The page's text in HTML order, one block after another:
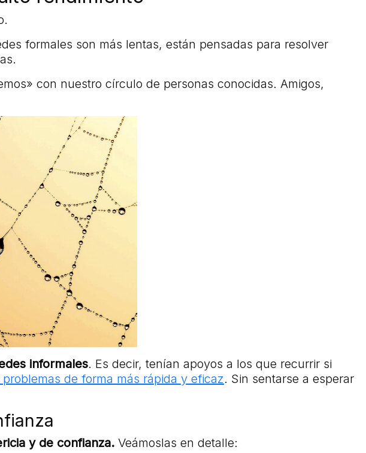
formales son más lentas, están pensadas para resolver
con nuestro círculo de personas conocidas. Amigos,
informales. Es decir, tenían apoyos a los que recurrir si
de forma más rápida y eficaz. Sin sentarse a esperar
y de confianza. Veámoslas en detalle: